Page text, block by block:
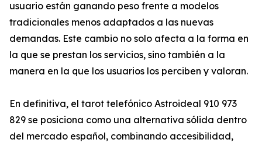
usuario están ganando peso frente a modelos
tradicionales menos adaptados a las nuevas
demandas. Este cambio no solo afecta a la forma en
la que se prestan los servicios, sino también a la
manera en la que los usuarios los perciben y valoran.
En definitiva, el tarot telefónico Astroideal 910 973
829 se posiciona como una alternativa sólida dentro
del mercado español, combinando accesibilidad,